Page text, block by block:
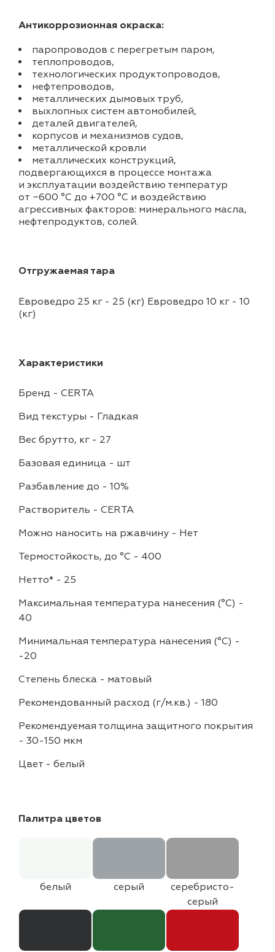
Антикоррозионная окраска:
паропроводов с перегретым паром,
теплопроводов,
технологических продуктопроводов,
нефтепроводов,
металлических дымовых труб,
выхлопных систем автомобилей,
деталей двигателей,
корпусов и механизмов судов,
металлической кровли
металлических конструкций,
подвергающихся в процессе монтажа
и эксплуатации воздействию температур
от −600 °С до +700 °С и воздействию
агрессивных факторов: минерального масла,
нефтепродуктов, солей.
Отгружаемая тара
Евроведро 25 кг - 25 (кг) Евроведро 10 кг - 10
(кг)
Характеристики
Бренд - CERTA
Вид текстуры - Гладкая
Вес брутто, кг - 27
Базовая единица - шт
Разбавление до - 10%
Растворитель - CERTA
Можно наносить на ржавчину - Нет
Термостойкость, до °C - 400
Нетто* - 25
Максимальная температура нанесения (°С) -
40
Минимальная температура нанесения (°С) -
-20
Степень блеска - матовый
Рекомендованный расход (г/м.кв.) - 180
Рекомендуемая толщина защитного покрытия
- 30-150 мкм
Цвет - белый
Палитра цветов
белый серый
серебристо-
серый